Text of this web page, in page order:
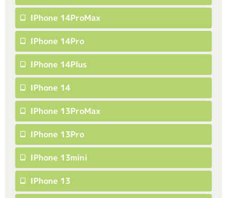
IPhone 14ProMax
IPhone 14Pro
IPhone 14Plus
IPhone 14
IPhone 13ProMax
IPhone 13Pro
IPhone 13mini
IPhone 13